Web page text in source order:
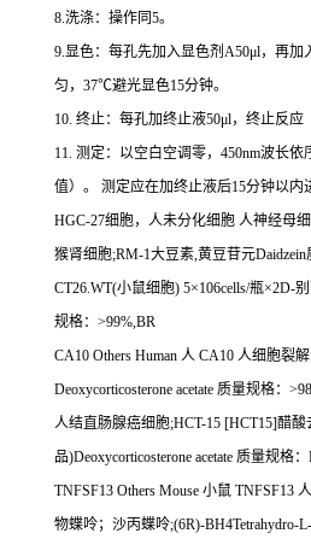
8.洗涤：操作同 5。
9.显色：每孔先加入显色剂 A50μl，再加
匀， 37℃避光显色15分钟。
10. 终止：每孔加终止液50μl，终止反应
11. 测定：以空白空调零， 450nm波长依
值）。
测定应在加终止液后15分钟以内
HGC-27细胞，人未分化细胞 人神经母
猴肾细胞;RM-1大豆素,黄豆苷元Daidzein
CT26.WT(小鼠细胞) 5×106cells/瓶×2D-
规格： >99%,BR
CA10 Others Human 人 CA10 人细胞裂
Deoxycorticosterone acetate 质量规格：
人结直肠腺癌细胞;HCT-15 [HCT15]醋酸
品)Deoxycorticosterone acetate 质量规格：
TNFSF13 Others Mouse 小鼠 TNFSF13
物蝶呤；沙丙蝶呤;(6R)-BH4Tetrahydro-